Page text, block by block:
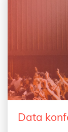
Data